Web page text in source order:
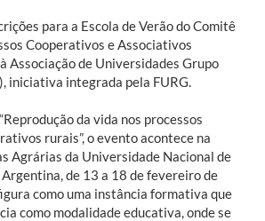
para a Escola de Verão do Comitê
Cooperativos e Associativos
Associação de Universidades Grupo
iniciativa integrada pela FURG.
da vida nos processos
rurais”, o evento acontece na
Agrárias da Universidade Nacional de
de 13 a 18 de fevereiro de
como uma instância formativa que
como modalidade educativa, onde se